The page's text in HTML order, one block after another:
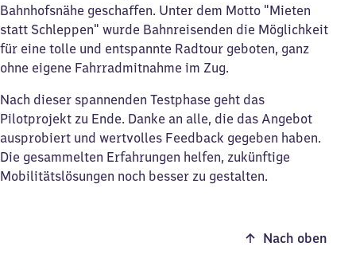
Bahnhofsnähe geschaffen. Unter dem Motto "Mieten
statt Schleppen" wurde Bahnreisenden die Möglichkeit
für eine tolle und entspannte Radtour geboten, ganz
ohne eigene Fahrradmitnahme im Zug.
Nach dieser spannenden Testphase geht das
Pilotprojekt zu Ende. Danke an alle, die das Angebot
ausprobiert und wertvolles Feedback gegeben haben.
Die gesammelten Erfahrungen helfen, zukünftige
Mobilitätslösungen noch besser zu gestalten.
Nach oben